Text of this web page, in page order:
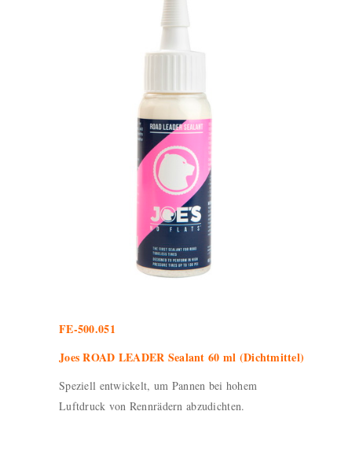
FE-500.051
Joes ROAD LEADER Sealant 60 ml (Dichtmittel)
Speziell entwickelt, um Pannen bei hohem
Luftdruck von Rennrädern abzudichten.